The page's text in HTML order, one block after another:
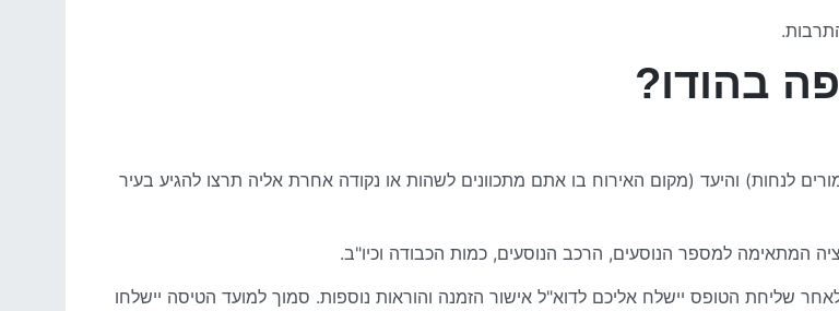
בהודו?
לנחות) והיעד (מקום האירוח בו אתם מתכוונים לשהות או נקודה אחרת אליה תרצו להגיע בעיר
המתאימה למספר הנוסעים, הרכב הנוסעים, כמות הכבודה וכיו"ב.
שליחת הטופס יישלח אליכם לדוא"ל אישור הזמנה והוראות נוספות. סמוך למועד הטיסה יישלחו